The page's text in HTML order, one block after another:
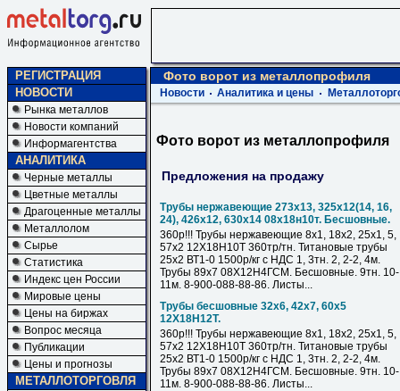
РЕГИСТРАЦИЯ
НОВОСТИ
Рынка металлов
Новости компаний
Информагентства
АНАЛИТИКА
Черные металлы
Цветные металлы
Драгоценные металлы
Металлолом
Сырье
Статистика
Индекс цен России
Мировые цены
Цены на биржах
Вопрос месяца
Публикации
Цены и прогнозы
МЕТАЛЛОТОРГОВЛЯ
Фото ворот из металлопрофиля
Новости Аналитика и цены
Фото ворот из металлопрофиля
Предложения на продажу
Трубы нержавеющие 273х13, 325х12(14, 16,
24), 426х12, 630х14 08х18н10т. Бесшовные.
360р!!! Трубы нержавеющие 8х1, 18х2, 25х1, 5,
57х2 12Х18Н10Т 360тр/тн. Титановые трубы
25х2 ВТ1-0 1500р/кг с НДС 1, 3тн. 2, 2-2, 4м.
Трубы 89х7 08Х12Н4ГСМ. Бесшовные. 9тн. 10-
11м. 8-900-088-88-86. Листы...
Трубы бесшовные 32х6, 42х7, 60х5
12Х18Н12Т.
360р!!! Трубы нержавеющие 8х1, 18х2, 25х1, 5,
57х2 12Х18Н10Т 360тр/тн. Титановые трубы
25х2 ВТ1-0 1500р/кг с НДС 1, 3тн. 2, 2-2, 4м.
Трубы 89х7 08Х12Н4ГСМ. Бесшовные. 9тн. 10-
11м. 8-900-088-88-86. Листы...